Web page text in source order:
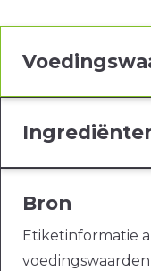
Bron
Etiketinformatie